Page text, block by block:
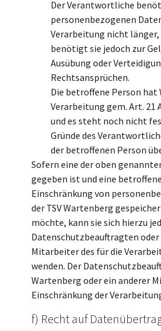
Der Verantwortliche
personenbezogenen
Verarbeitung nicht
benötigt sie jedoch zur
Ausübung oder
Rechtsansprüchen.
Die betroffene Person hat
Verarbeitung gem. Art. 21
und es steht noch nicht
Gründe des
der betroffenen Person
Sofern eine der oben
gegeben ist und eine
Einschränkung von
der TSV Wartenberg
möchte, kann sie sich hierzu
Datenschutzbeauftragten oder
Mitarbeiter des für die
wenden. Der
Wartenberg oder ein anderer
Einschränkung der
f) Recht auf